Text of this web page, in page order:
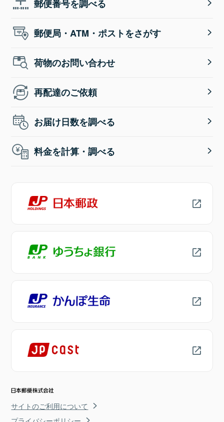
郵便番号を調べる
郵便局・ATM・ポストをさがす
荷物のお問い合わせ
再配達のご依頼
お届け日数を調べる
料金を計算・調べる
サイトのご利用について